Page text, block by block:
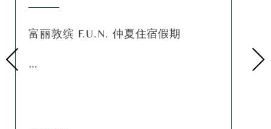
富丽敦缤 F.U.N. 仲夏住宿假期
…